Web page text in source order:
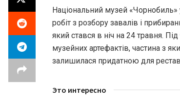
Національний музей
робіт з розбору завалів і
який стався в ніч на 24 травня.
музейних артефактів, частина з
залишилася придатною для
Это интересно